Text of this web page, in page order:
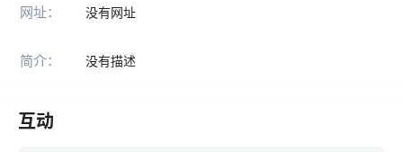
网址： 没有网址
简介： 没有描述
互动